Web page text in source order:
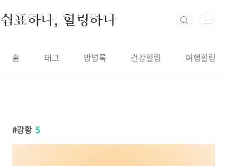
쉼표하나, 힐링하나
홈 태그 방명록 건강힐링 여행힐링
강황 5